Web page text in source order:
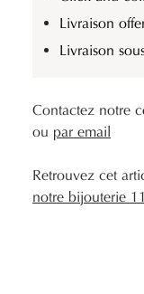
Livraison
Livraison
Contactez notre
ou par email
Retrouvez cet
notre bijouterie